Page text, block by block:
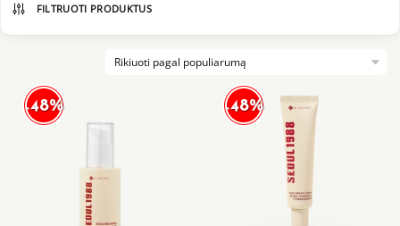
FILTRUOTI PRODUKTUS
-48% -48%